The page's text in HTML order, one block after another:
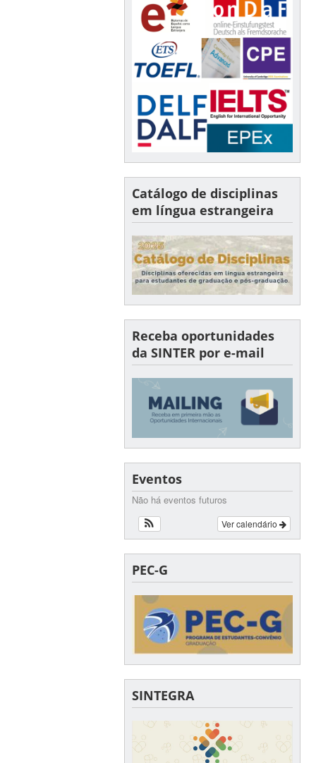
Catálogo de disciplinas
em língua estrangeira
Receba oportunidades
da SINTER por e-mail
Eventos
Não há eventos futuros
Ver calendário
PEC-G
SINTEGRA